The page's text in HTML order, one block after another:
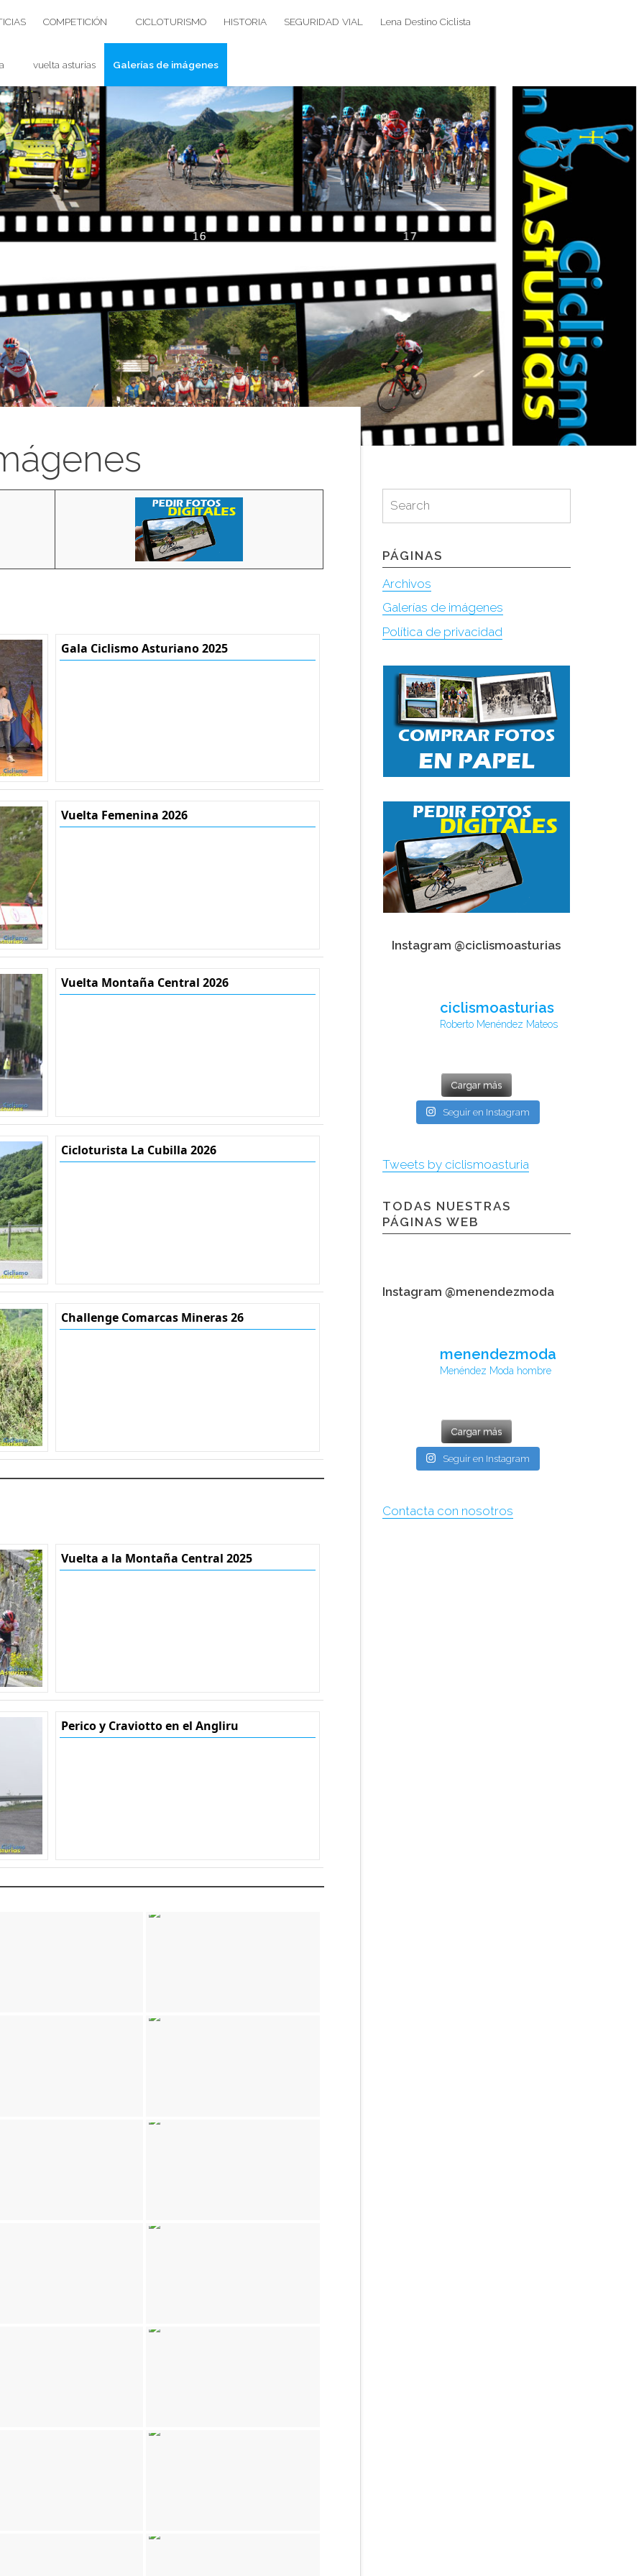
COMPETICIÓN CICLOTURISMO HISTORIA SEGURIDAD VIAL Lena Destino Ciclista
vuelta asturias Galerías de imágenes
Gala Ciclismo Asturiano 2025
Vuelta Femenina 2026
Vuelta Montaña Central 2026
Cicloturista La Cubilla 2026
Challenge Comarcas Mineras 26
Vuelta a la Montaña Central 2025
Perico y Craviotto en el Angliru
for:
Search
PÁGINAS
Archivos
Galerías de imágenes
Política de privacidad
Instagram @ciclismoasturias
ciclismoasturias
Roberto Menéndez Mateos
Cargar más
Seguir en Instagram
Tweets by ciclismoasturia
TODAS NUESTRAS
PÁGINAS WEB
Instagram @menendezmoda
menendezmoda
Menéndez Moda hombre
Cargar más
Seguir en Instagram
Contacta con nosotros